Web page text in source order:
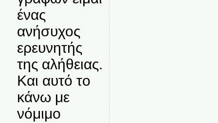
ένας
ανήσυχος
ερευνητής
της αλήθειας.
Και αυτό το
κάνω με
νόμιμο